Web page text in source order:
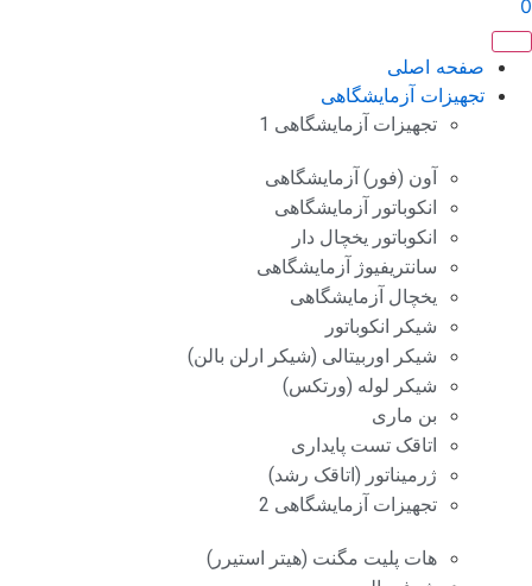
صفحه اصلی
تجهیزات آزمایشگاهی
تجهیزات آزمایشگاهی 1
آون (فور) آزمایشگاهی
انکوباتور آزمایشگاهی
انکوباتور یخچال دار
سانتریفیوژ آزمایشگاهی
یخچال آزمایشگاهی
شیکر انکوباتور
شیکر اوربیتالی (شیکر ارلن بالن)
شیکر لوله (ورتکس)
بن ماری
اتاقک تست پایداری
ژرمیناتور (اتاقک رشد)
تجهیزات آزمایشگاهی 2
هات پلیت مگنت (هیتر استیرر)